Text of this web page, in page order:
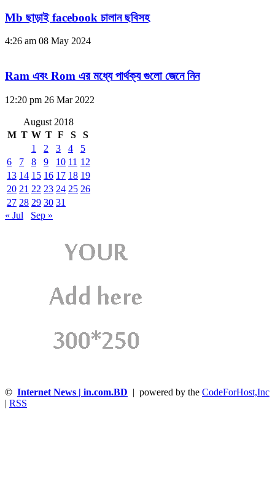
Mb ছাড়াই facebook চালান ছবিসহ
4:26 am 08 May 2024
Ram এবং Rom এর মধ্যে পার্থক্য গুলো জেনে নিন
12:20 pm 26 Mar 2022
August 2018
M T W T F S
S
1
2 3 4
5
6
7 8 9 10 11 12
13 14 15 16 17 18 19
20 21 22 23 24 25 26
27 28 29 30 31
« Jul
Sep »
© Internet News | in.com.BD | powered by the CodeForHost,Inc
| RSS